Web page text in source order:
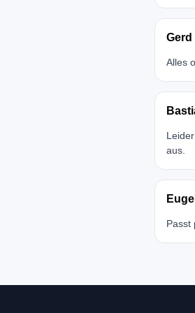
Gerd
Alles
aus.
Passt